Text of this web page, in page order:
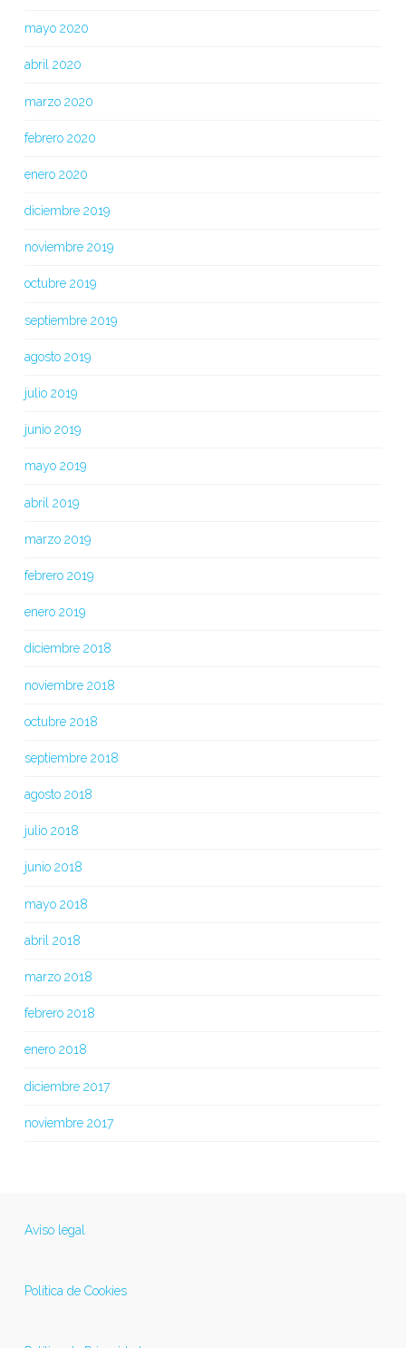
mayo 2020
abril 2020
marzo 2020
febrero 2020
enero 2020
diciembre 2019
noviembre 2019
octubre 2019
septiembre 2019
agosto 2019
julio 2019
junio 2019
mayo 2019
abril 2019
marzo 2019
febrero 2019
enero 2019
diciembre 2018
noviembre 2018
octubre 2018
septiembre 2018
agosto 2018
julio 2018
junio 2018
mayo 2018
abril 2018
marzo 2018
febrero 2018
enero 2018
diciembre 2017
noviembre 2017
Aviso legal
Política de Cookies